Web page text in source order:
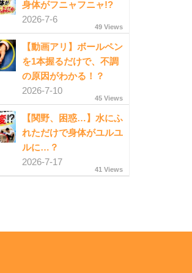
身体がフニャフニャ!?
2026-7-6
49 Views
【動画アリ】ボールペン
を1本握るだけで、不調
の原因がわかる！？
2026-7-10
45 Views
【関野、困惑…】水にふ
れただけで身体がユルユ
ルに…？
2026-7-17
41 Views